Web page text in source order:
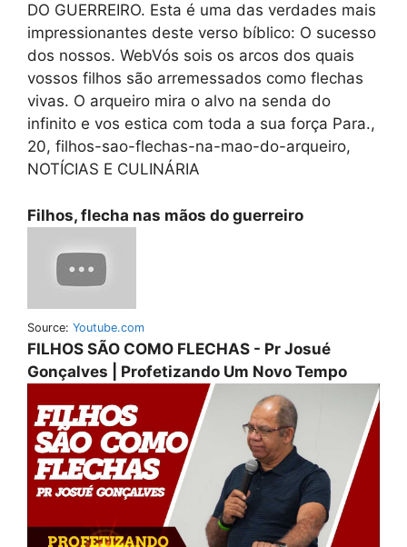
DO GUERREIRO. Esta é uma das verdades mais
impressionantes deste verso bíblico: O sucesso
dos nossos. WebVós sois os arcos dos quais
vossos filhos são arremessados como flechas
vivas. O arqueiro mira o alvo na senda do
infinito e vos estica com toda a sua força Para.,
20, filhos-sao-flechas-na-mao-do-arqueiro,
NOTÍCIAS E CULINÁRIA
Filhos, flecha nas mãos do guerreiro
Source: Youtube.com
FILHOS SÃO COMO FLECHAS - Pr Josué
Gonçalves | Profetizando Um Novo Tempo